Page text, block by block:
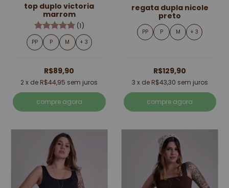
top duplo victoria
marrom
(1)
PP P M + 3
R$89,90
2x de R$44,95 sem juros
compre agora
regata dupla nicole
preto
PP P M + 3
R$129,90
3 x de R$43,30 sem juros
compre agora